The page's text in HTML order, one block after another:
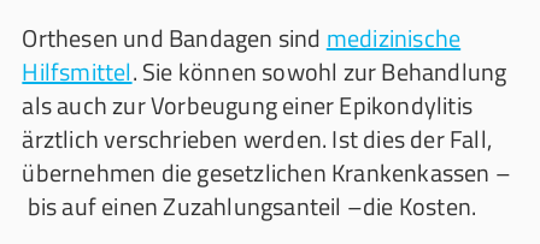
Orthesen und Bandagen sind medizinische
Hilfsmittel. Sie können sowohl zur Behandlung
als auch zur Vorbeugung einer Epikondylitis
ärztlich verschrieben werden. Ist dies der Fall,
übernehmen die gesetzlichen Krankenkassen –
bis auf einen Zuzahlungsanteil –die Kosten.